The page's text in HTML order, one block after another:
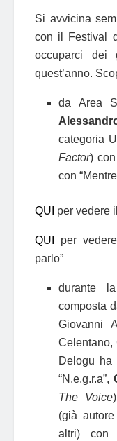
Si avvicina
con il Festival
occuparci dei
quest’anno.
da Area
categoria
Factor)
con
QUI per vedere
QUI
per
parlo”
durante
composta
Giovanni
Celentano,
Delogu
“N.e.g.r.a”,
The Voice
(già
altri) con